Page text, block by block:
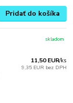
Pridať do košíka
11,50 EUR/ks
9,35 EUR bez DPH
skladom